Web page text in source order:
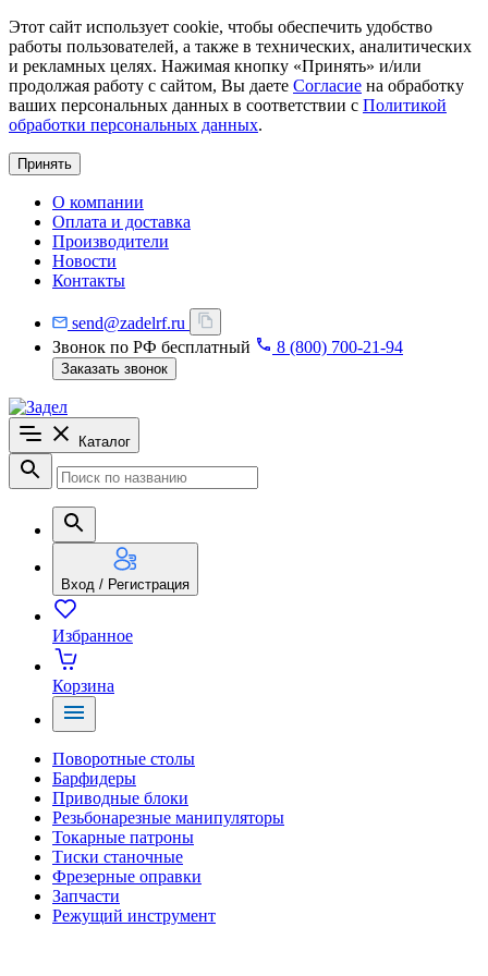
Этот сайт использует cookie, чтобы обеспечить удобство
работы пользователей, а также в технических, аналитических
и рекламных целях. Нажимая кнопку «Принять» и/или
продолжая работу с сайтом, Вы даете Согласие на обработку
ваших персональных данных в соответствии с Политикой
обработки персональных данных.
Принять
О компании
Оплата и доставка
Производители
Новости
Контакты
send@zadelrf.ru
Звонок по РФ бесплатный
8 (800) 700-21-94
Заказать звонок
Каталог
Вход / Регистрация
Избранное
Корзина
Поворотные столы
Барфидеры
Приводные блоки
Резьбонарезные манипуляторы
Токарные патроны
Тиски станочные
Фрезерные оправки
Запчасти
Режущий инструмент